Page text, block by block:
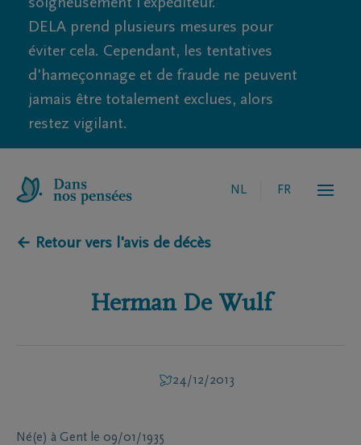
soigneusement l'expéditeur.
DELA prend plusieurs mesures pour
éviter cela. Cependant, les tentatives
d'hameçonnage et de fraude ne peuvent
jamais être totalement exclues, alors
restez vigilant.
NL FR
← Retour vers l'avis de décès
Herman De Wulf
24/12/2013
Né(e) à Gent le 09/01/1935